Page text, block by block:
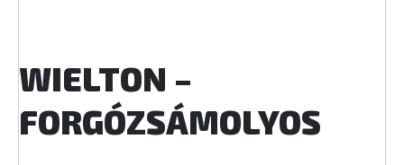
WIELTON –
FORGÓZSÁMOLYOS